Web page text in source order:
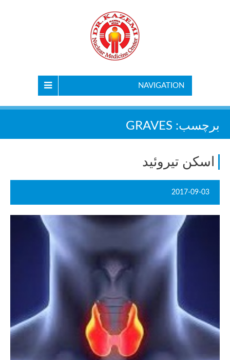
NAVIGATION
برچسب: GRAVES
اسکن تیروئید
2017-09-03